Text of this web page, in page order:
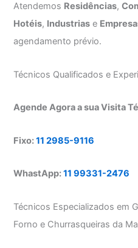
Atendemos Residências,
Hotéis, Industrias e
agendamento prévio.
Técnicos Qualificados e
Agende Agora a sua Visita
Fixo:11 2985-9116
WhastApp:11 99331-2476
Técnicos Especializados em
Forno e Churrasqueiras da